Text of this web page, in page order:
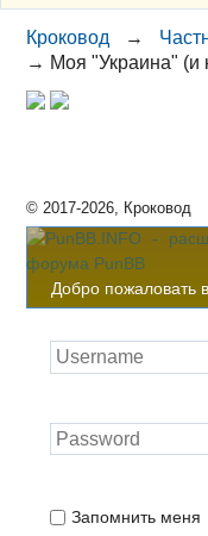
Кроковод →
→ Моя "Украина" (и
© 2017-2026, Кроковод
Добро пожаловать
Запомнить меня